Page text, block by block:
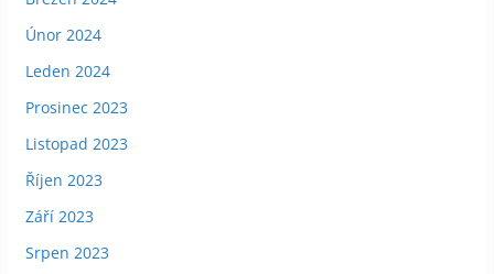
Únor 2024
Leden 2024
Prosinec 2023
Listopad 2023
Říjen 2023
Září 2023
Srpen 2023